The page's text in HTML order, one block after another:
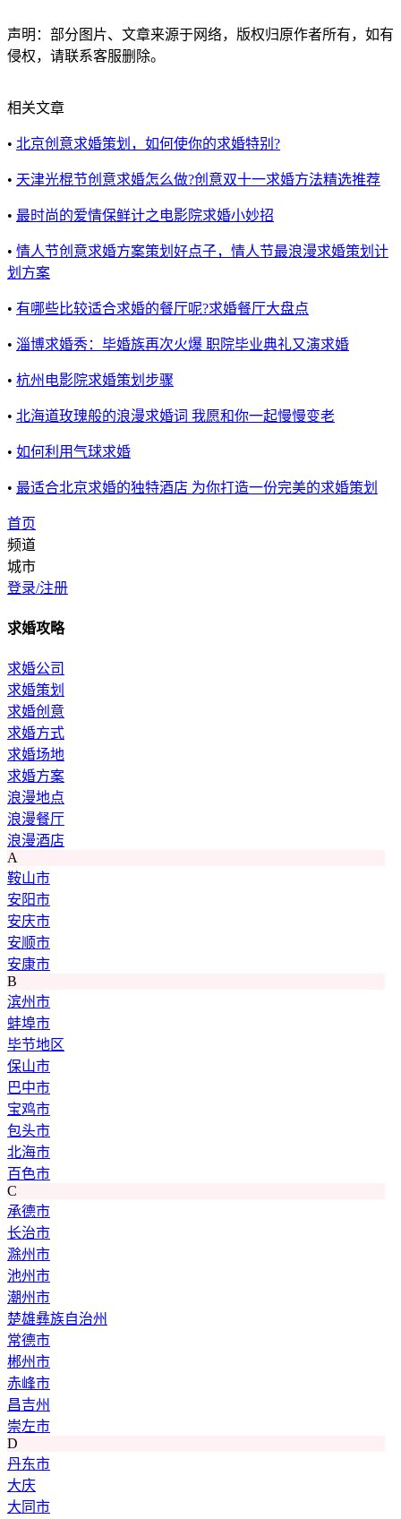
声明：部分图片、文章来源于网络，版权归原作者所有，如有
侵权，请联系客服删除。
相关文章
• 北京创意求婚策划，如何使你的求婚特别?
• 天津光棍节创意求婚怎么做?创意双十一求婚方法精选推荐
• 最时尚的爱情保鲜计之电影院求婚小妙招
• 情人节创意求婚方案策划好点子，情人节最浪漫求婚策划计
划方案
• 有哪些比较适合求婚的餐厅呢?求婚餐厅大盘点
• 淄博求婚秀：毕婚族再次火爆 职院毕业典礼又演求婚
• 杭州电影院求婚策划步骤
• 北海道玫瑰般的浪漫求婚词 我愿和你一起慢慢变老
• 如何利用气球求婚
• ​最适合北京求婚的独特酒店 为你打造一份完美的求婚策划
首页
频道
城市
登录/注册
求婚攻略
求婚公司
求婚策划
求婚创意
求婚方式
求婚场地
求婚方案
浪漫地点
浪漫餐厅
浪漫酒店
A
鞍山市
安阳市
安庆市
安顺市
安康市
B
滨州市
蚌埠市
毕节地区
保山市
巴中市
宝鸡市
包头市
北海市
百色市
C
承德市
长治市
滁州市
池州市
潮州市
楚雄彝族自治州
常德市
郴州市
赤峰市
昌吉州
崇左市
D
丹东市
大庆
大同市